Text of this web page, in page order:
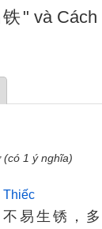
" và
(có 1 ý nghĩa)
Thiếc
易生锈，